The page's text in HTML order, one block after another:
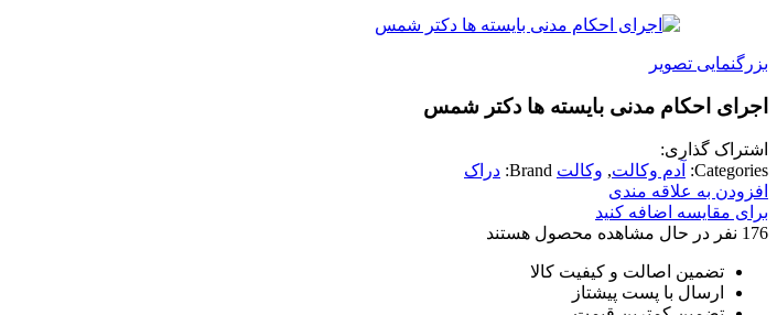
بود.
بزرگنمایی تصویر
اجرای احکام مدنی بایسته ها دکتر شمس
اشتراک گذاری:
Categories:
آدم وکالت, وکالت Brand: دراک
افزودن به علاقه مندی
برای مقایسه اضافه کنید
176 نفر در حال مشاهده محصول هستند
تضمین اصالت و کیفیت کالا
ارسال با پست پیشتاز